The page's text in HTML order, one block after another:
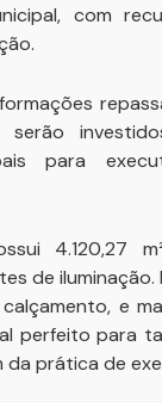
com
serão
para
4.120,27
de iluminação.
e
perfeito para
da prática de